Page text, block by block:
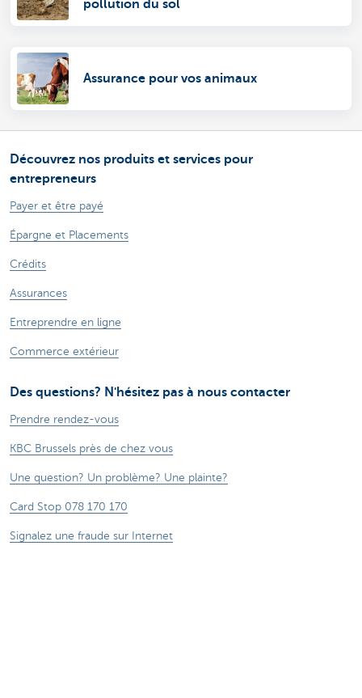
pollution du sol
Assurance pour vos animaux
Découvrez nos produits et services pour
entrepreneurs
Payer et être payé
Épargne et Placements
Crédits
Assurances
Entreprendre en ligne
Commerce extérieur
Des questions? N'hésitez pas à nous contacter
Prendre rendez-vous
KBC Brussels près de chez vous
Une question? Un problème? Une plainte?
Card Stop 078 170 170
Signalez une fraude sur Internet